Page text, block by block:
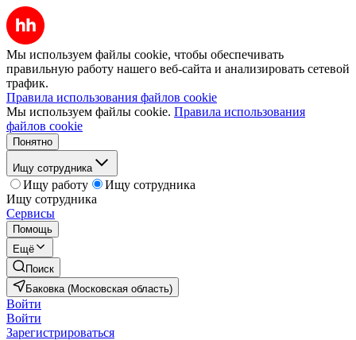
Мы используем файлы cookie, чтобы обеспечивать
правильную работу нашего веб-сайта и анализировать сетевой
трафик.
Правила использования файлов cookie
Мы используем файлы cookie. Правила использования
файлов cookie
Понятно
Ищу сотрудника
Ищу работу
Ищу сотрудника
Ищу сотрудника
Сервисы
Помощь
Ещё
Поиск
Баковка (Московская область)
Войти
Войти
Зарегистрироваться